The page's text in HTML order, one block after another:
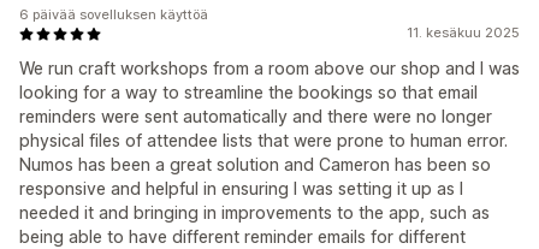
11. kesäkuu 2025
We run craft workshops from a room above our shop and I was
looking for a way to streamline the bookings so that email
reminders were sent automatically and there were no longer
physical files of attendee lists that were prone to human error.
Numos has been a great solution and Cameron has been so
responsive and helpful in ensuring I was setting it up as I
needed it and bringing in improvements to the app, such as
being able to have different reminder emails for different
6 päivää sovelluksen käyttöä